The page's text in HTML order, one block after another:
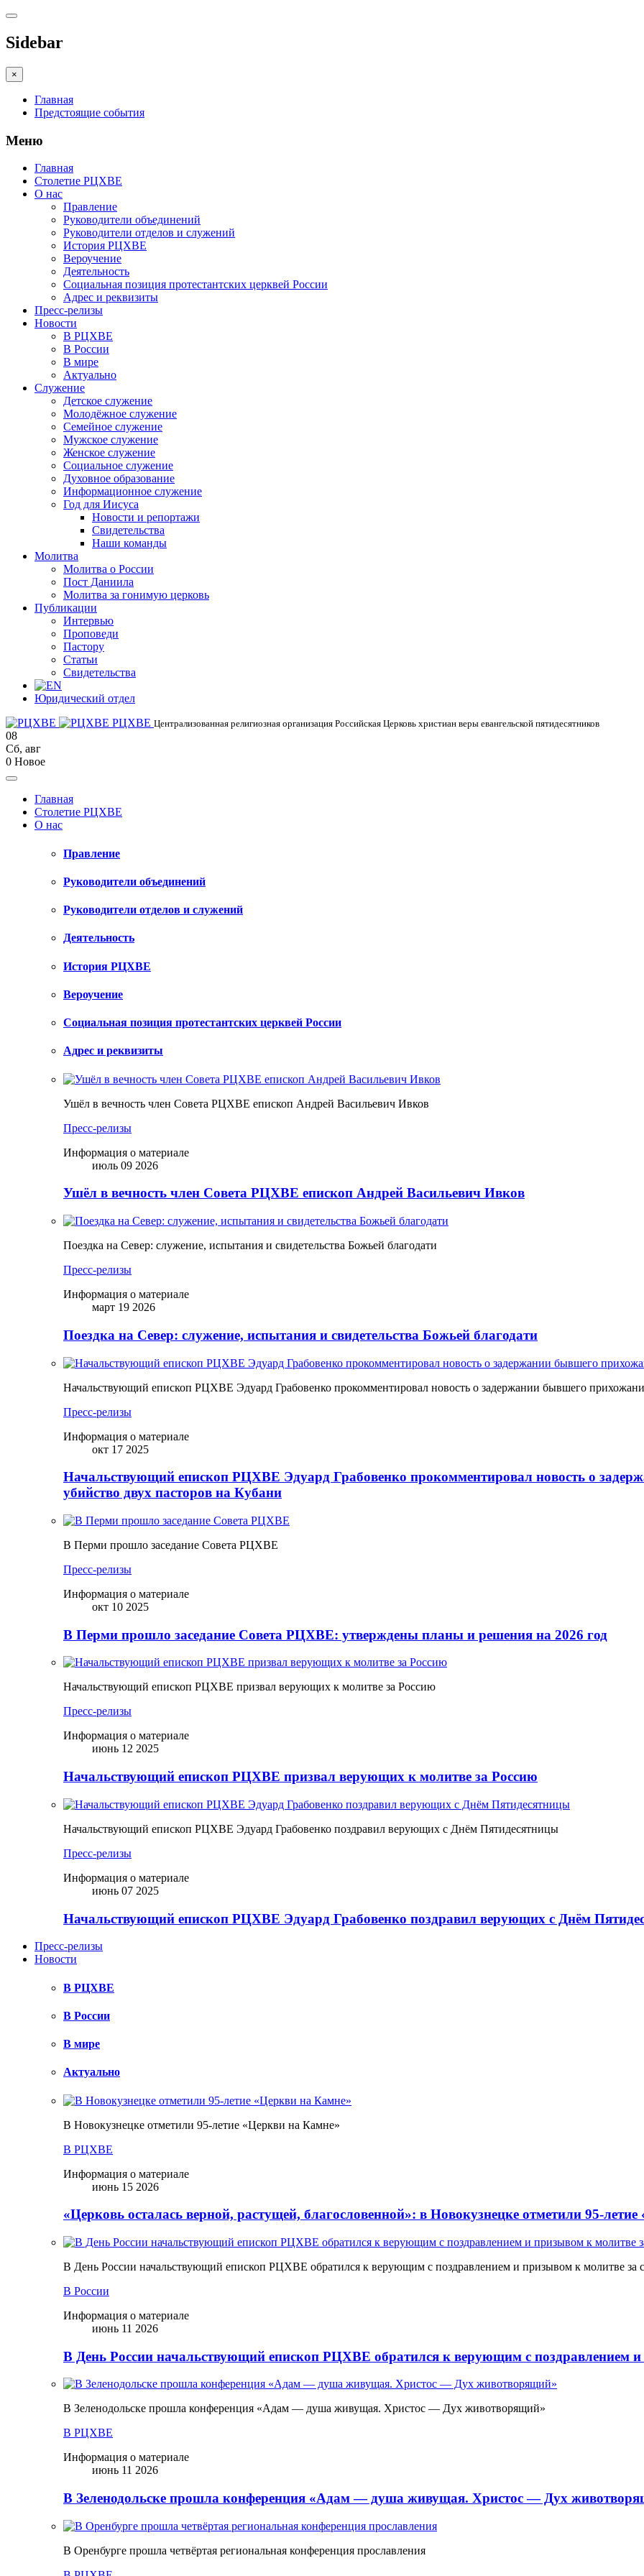
Sidebar
×
Главная
Предстоящие события
Меню
Главная
Столетие РЦХВЕ
О нас
Правление
Руководители объединений
Руководители отделов и служений
История РЦХВЕ
Вероучение
Деятельность
Социальная позиция протестантских церквей России
Адрес и реквизиты
Пресс-релизы
Новости
В РЦХВЕ
В России
В мире
Актуально
Служение
Детское служение
Молодёжное служение
Семейное служение
Мужское служение
Женское служение
Социальное служение
Духовное образование
Информационное служение
Год для Иисуса
Новости и репортажи
Свидетельства
Наши команды
Молитва
Молитва о России
Пост Даниила
Молитва за гонимую церковь
Публикации
Интервью
Проповеди
Пастору
Статьи
Свидетельства
Юридический отдел
РЦХВЕ Централизованная религиозная организация Российская Церковь христиан веры евангельской пятидесятников
08
Сб, авг
0 Новое
Главная
Столетие РЦХВЕ
О нас
Правление
Руководители объединений
Руководители отделов и служений
Деятельность
История РЦХВЕ
Вероучение
Социальная позиция протестантских церквей России
Адрес и реквизиты
Ушёл в вечность член Совета РЦХВЕ епископ Андрей Васильевич Ивков
Пресс-релизы
Информация о материале
июль 09 2026
Ушёл в вечность член Совета РЦХВЕ епископ Андрей Васильевич Ивков
Поездка на Север: служение, испытания и свидетельства Божьей благодати
Пресс-релизы
Информация о материале
март 19 2026
Поездка на Север: служение, испытания и свидетельства Божьей благодати
Начальствующий епископ РЦХВЕ Эдуард Грабовенко прокомментировал новость о задержании бывшего
Пресс-релизы
Информация о материале
окт 17 2025
Начальствующий епископ РЦХВЕ Эдуард Грабовенко прокомментировал новость о
убийство двух пасторов на Кубани
В Перми прошло заседание Совета РЦХВЕ
Пресс-релизы
Информация о материале
окт 10 2025
В Перми прошло заседание Совета РЦХВЕ: утверждены планы и решения на 2026 год
Начальствующий епископ РЦХВЕ призвал верующих к молитве за Россию
Пресс-релизы
Информация о материале
июнь 12 2025
Начальствующий епископ РЦХВЕ призвал верующих к молитве за Россию
Начальствующий епископ РЦХВЕ Эдуард Грабовенко поздравил верующих с Днём Пятидесятницы
Пресс-релизы
Информация о материале
июнь 07 2025
Начальствующий епископ РЦХВЕ Эдуард Грабовенко поздравил верующих с Днём
Пресс-релизы
Новости
В РЦХВЕ
В России
В мире
Актуально
В Новокузнецке отметили 95-летие «Церкви на Камне»
В РЦХВЕ
Информация о материале
июнь 15 2026
«Церковь осталась верной, растущей, благословенной»: в Новокузнецке отметили 95-
В День России начальствующий епископ РЦХВЕ обратился к верующим с поздравлением и призывом к молитве за
В России
Информация о материале
июнь 11 2026
В День России начальствующий епископ РЦХВЕ обратился к верующим с поздравлением
В Зеленодольске прошла конференция «Адам — душа живущая. Христос — Дух животворящий»
В РЦХВЕ
Информация о материале
июнь 11 2026
В Зеленодольске прошла конференция «Адам — душа живущая. Христос — Дух
В Оренбурге прошла четвёртая региональная конференция прославления